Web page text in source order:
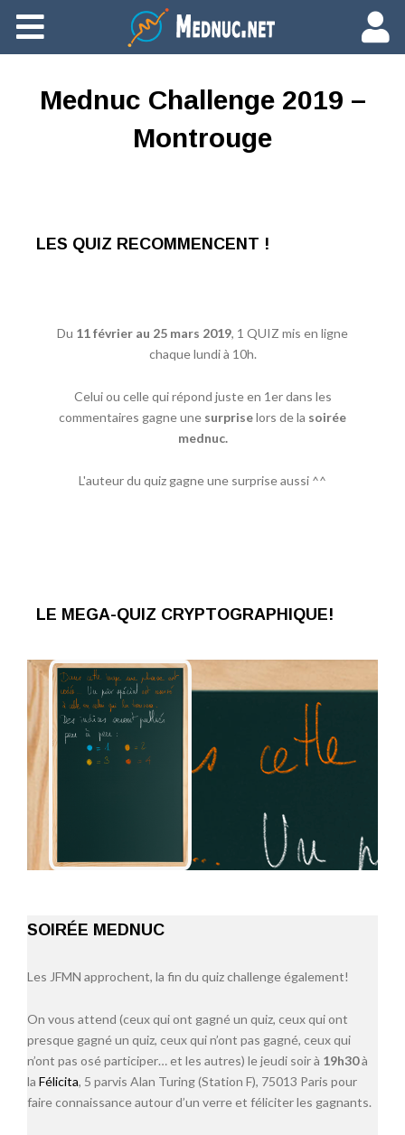
Ajouter du contenu
Mednuc Challenge 2019 –
Montrouge
LES QUIZ RECOMMENCENT !
Du 11 février au 25 mars 2019, 1 QUIZ mis en ligne
chaque lundi à 10h.
Celui ou celle qui répond juste en 1er dans les
commentaires gagne une surpriselors de la soirée
mednuc.
L'auteur du quiz gagne une surprise aussi ^^
LE MEGA-QUIZ CRYPTOGRAPHIQUE!
SOIRÉE MEDNUC
Les JFMN approchent, la fin du quiz challenge également!
On vous attend (ceux qui ont gagné un quiz, ceux qui ont
presque gagné un quiz, ceux qui n’ont pas gagné, ceux qui
n’ont pas osé participer… et les autres) le jeudi soir à 19h30à
la Félicita, 5 parvis Alan Turing (Station F), 75013 Paris pour
faire connaissance autour d’un verre et féliciter les gagnants.